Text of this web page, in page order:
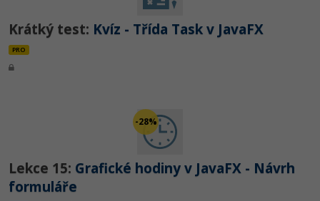
Krátký test: Kvíz - Třída Task v JavaFX
PRO
-28%
Lekce 15: Grafické hodiny v JavaFX - Návrh
formuláře